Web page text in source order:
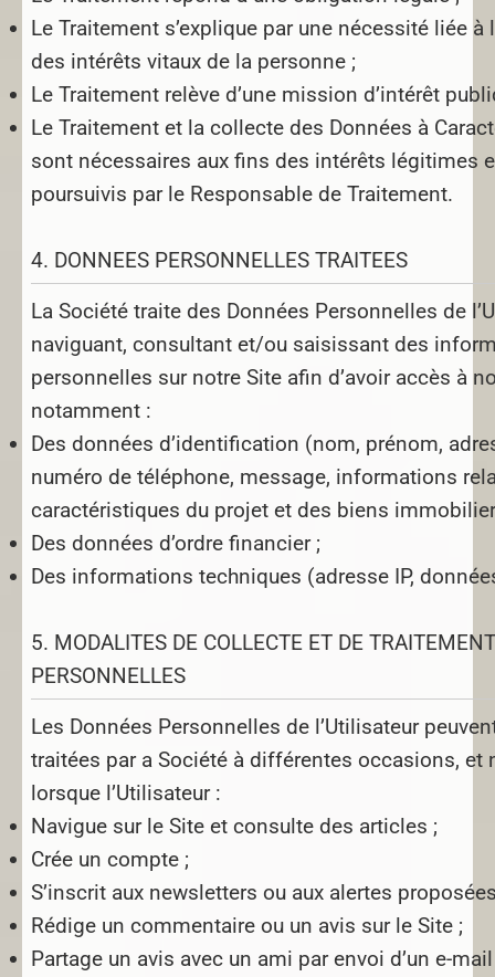
Le Traitement s’explique par une nécessité liée à
des intérêts vitaux de la personne ;
Le Traitement relève d’une mission d’intérêt
Le Traitement et la collecte des Données à
sont nécessaires aux fins des intérêts légitimes
poursuivis par le Responsable de Traitement.
4. DONNEES PERSONNELLES TRAITEES
La Société traite des Données Personnelles de
naviguant, consultant et/ou saisissant des
personnelles sur notre Site afin d’avoir accès à
notamment :
Des données d’identification (nom, prénom,
numéro de téléphone, message, informations
caractéristiques du projet et des biens
Des données d’ordre financier ;
Des informations techniques (adresse IP,
5. MODALITES DE COLLECTE ET DE
PERSONNELLES
Les Données Personnelles de l’Utilisateur
traitées par a Société à différentes occasions, et
lorsque l’Utilisateur :
Navigue sur le Site et consulte des articles ;
Crée un compte ;
S’inscrit aux newsletters ou aux alertes
Rédige un commentaire ou un avis sur le Site ;
Partage un avis avec un ami par envoi d’un e-